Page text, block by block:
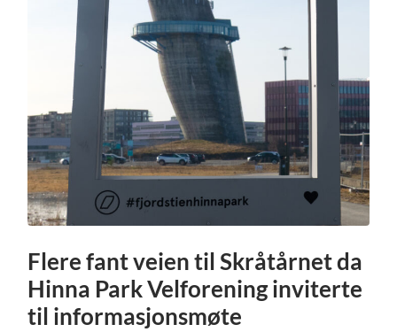
Flere fant veien til Skråtårnet da
Hinna Park Velforening inviterte
til informasjonsmøte